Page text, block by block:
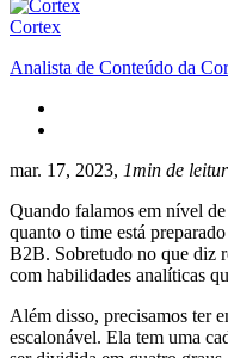
Cortex
Analista de Conteúdo da
mar. 17, 2023, 1min de
Quando falamos em nível
quanto o time está
B2B. Sobretudo no que diz
com habilidades analíticas
Além disso, precisamos ter
escalonável. Ela tem uma